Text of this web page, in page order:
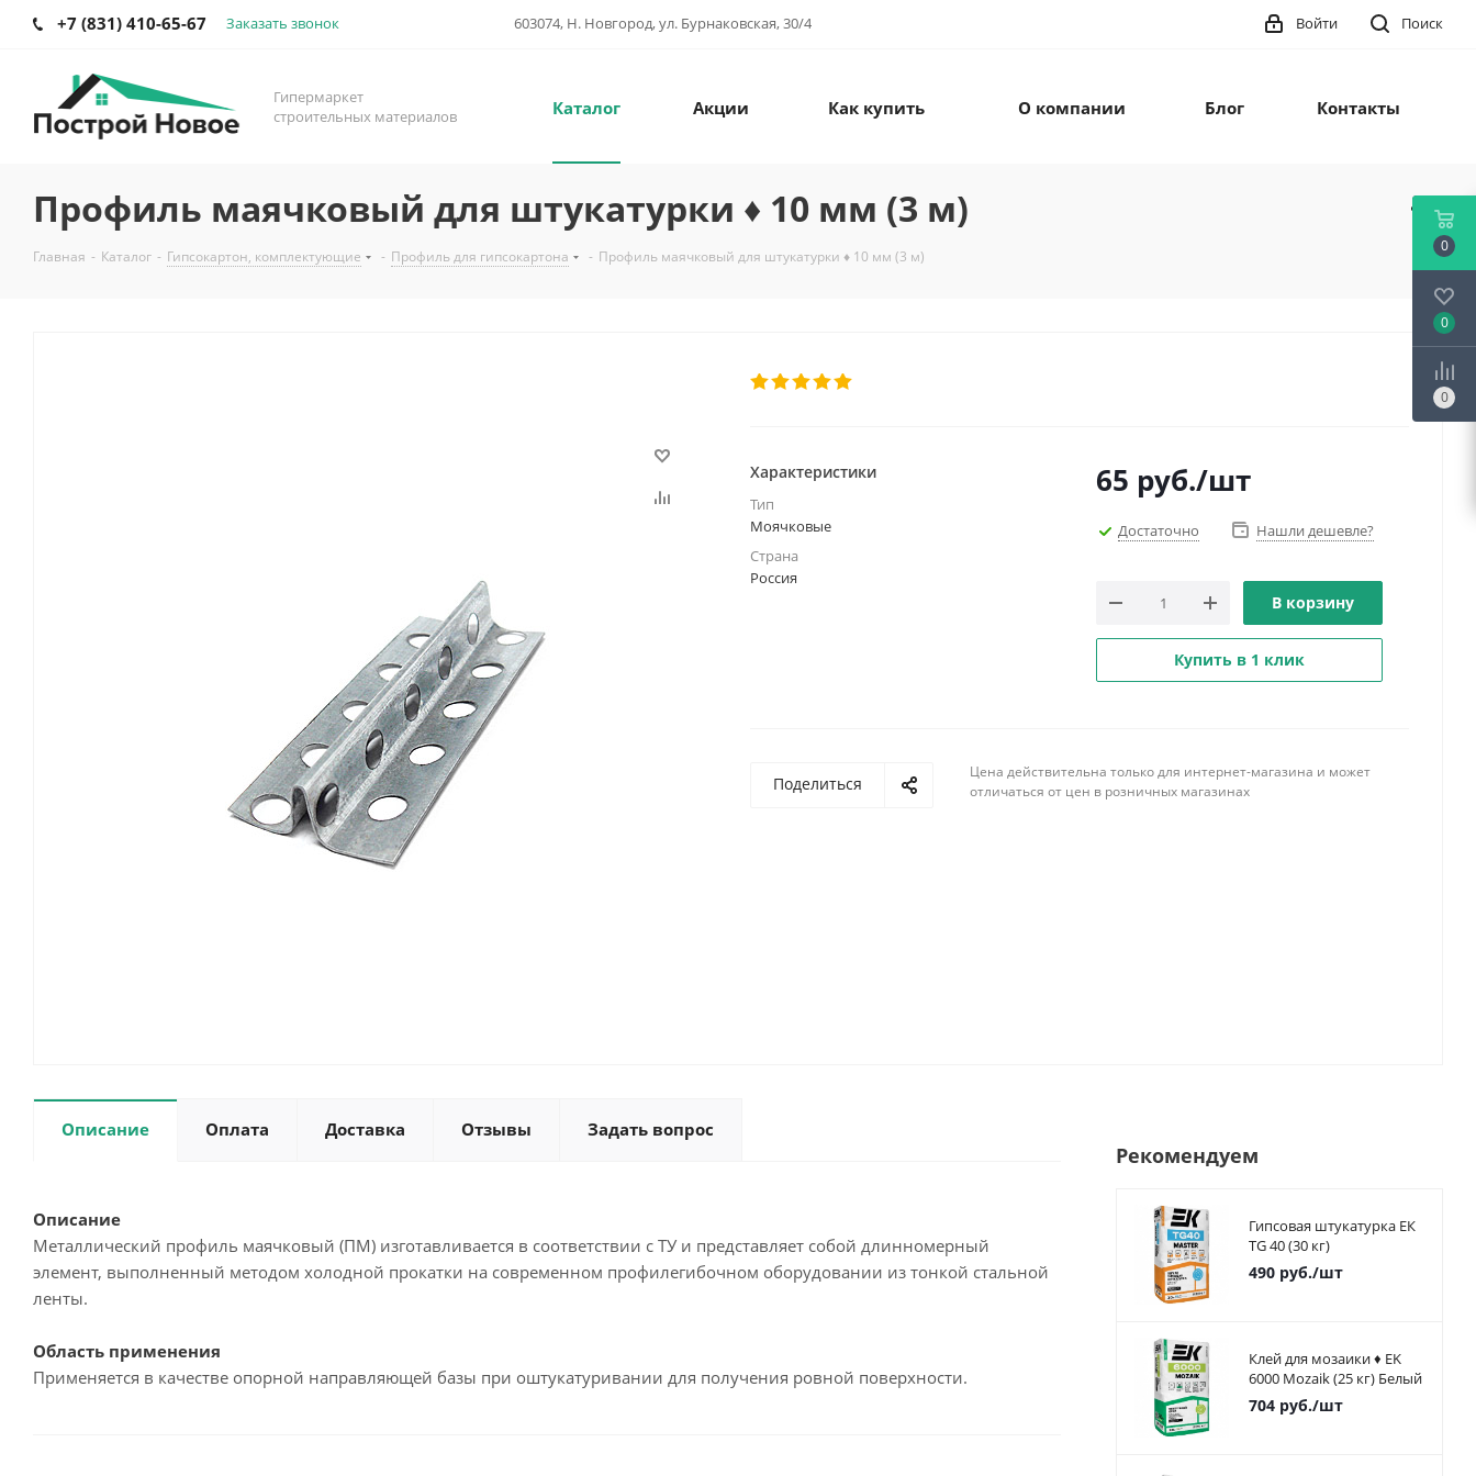
+7 (831) 410-65-67 Заказать звонок 603074, Н. Новгород, ул. Бурнаковская, 30/4 Поиск
Войти
Гипермаркет
строительных материалов
Каталог Акции Как купить О компании Блог Контакты
Профиль маячковый для штукатурки ♦ 10 мм (3 м)
Главная - Каталог - Гипсокартон, комплектующие - Профиль для гипсокартона - Профиль маячковый для штукатурки ♦ 10 мм (3 м)
Характеристики
Тип
Моячковые
Страна
Россия
65 руб./шт
Достаточно Нашли дешевле?
В корзину
Купить в 1 клик
Поделиться
Цена действительна только для интернет-магазина и может
отличаться от цен в розничных магазинах
Описание Оплата Доставка Отзывы Задать вопрос
Описание
Металлический профиль маячковый (ПМ) изготавливается в соответствии с ТУ и представляет собой длинномерный
элемент, выполненный методом холодной прокатки на современном профилегибочном оборудовании из тонкой стальной
ленты.
Область применения
Применяется в качестве опорной направляющей базы при оштукатуривании для получения ровной поверхности.
Рекомендуем
Гипсовая штукатурка ЕК
TG 40 (30 кг)
490руб./шт
Клей для мозаики ♦ EK
6000 Mozaik (25 кг) Белый
704руб./шт
0
0
0